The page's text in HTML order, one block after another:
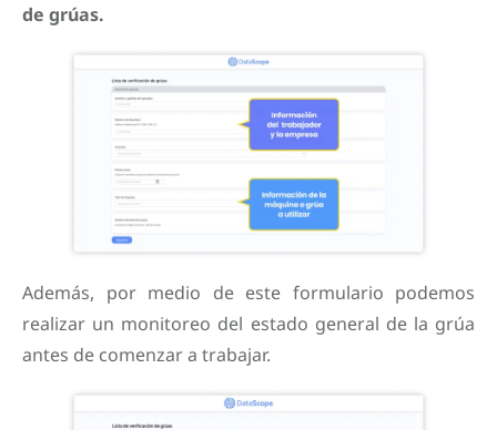
de grúas.
Además, por medio de este formulario podemos
realizar un monitoreo del estado general de la grúa
antes de comenzar a trabajar.